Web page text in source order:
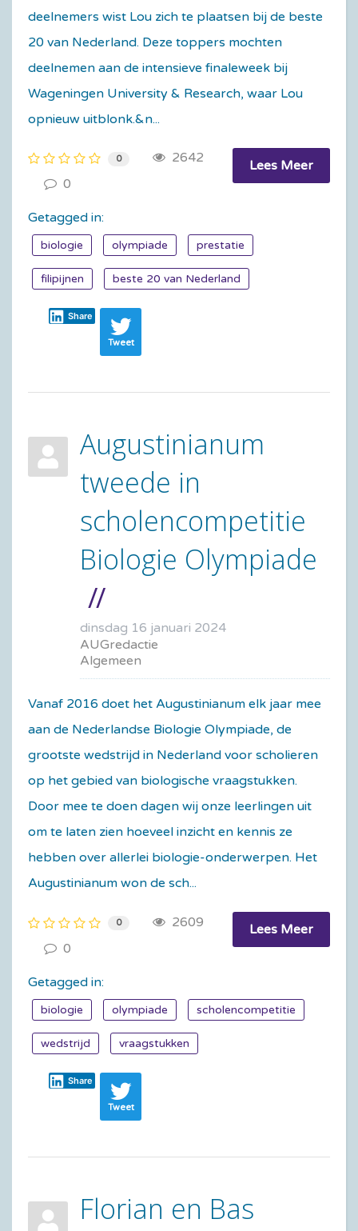
deelnemers wist Lou zich te plaatsen bij de beste
20 van Nederland. Deze toppers mochten
deelnemen aan de intensieve finaleweek bij
Wageningen University & Research, waar Lou
opnieuw uitblonk.&n...
Lees Meer
0
2642
0
Getagged in:
biologie olympiade prestatie
filipijnen beste 20 van Nederland
Share
Tweet
Augustinianum
tweede in
scholencompetitie
Biologie Olympiade
dinsdag 16 januari 2024
AUGredactie
Algemeen
Vanaf 2016 doet het Augustinianum elk jaar mee
aan de Nederlandse Biologie Olympiade, de
grootste wedstrijd in Nederland voor scholieren
op het gebied van biologische vraagstukken.
Door mee te doen dagen wij onze leerlingen uit
om te laten zien hoeveel inzicht en kennis ze
hebben over allerlei biologie-onderwerpen. Het
Augustinianum won de sch...
Lees Meer
0
2609
0
Getagged in:
biologie olympiade scholencompetitie
wedstrijd vraagstukken
Share
Tweet
Florian en Bas